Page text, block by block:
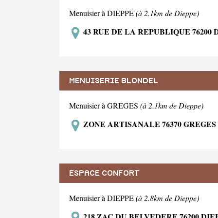
Menuisier à DIEPPE(à 2.1km de Dieppe)
43 RUE DE LA REPUBLIQUE 76200
MENUISERIE BLONDEL
Menuisier à GREGES (à 2.1km de Dieppe)
ZONE ARTISANALE 76370 GREGES
ESPACE CONFORT
Menuisier à DIEPPE(à 2.8km de Dieppe)